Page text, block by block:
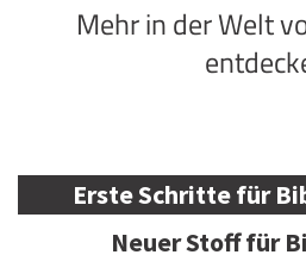
Mehr in der Welt
Erste Schritte für
Neuer Stoff für